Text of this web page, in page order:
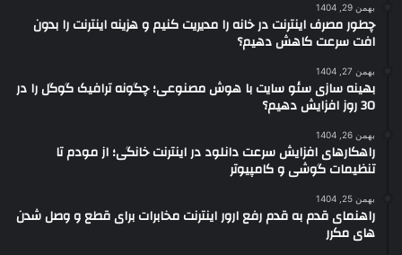
بهمن 29, 1404
چطور مصرف اینترنت در خانه را مدیریت کنیم و هزینه اینترنت را بدون
افت سرعت کاهش دهیم؟
بهمن 27, 1404
بهینه سازی سئو سایت با هوش مصنوعی؛ چگونه ترافیک گوگل را در
30 روز افزایش دهیم؟
بهمن 26, 1404
راهکارهای افزایش سرعت دانلود در اینترنت خانگی؛ از مودم تا
تنظیمات گوشی و کامپیوتر
بهمن 25, 1404
راهنمای قدم به قدم رفع ارور اینترنت مخابرات برای قطع و وصل شدن
های مکرر